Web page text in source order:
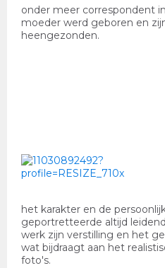
onder meer correspondent
moeder werd geboren en
heengezonden.
het karakter en de
geportretteerde altijd
werk zijn verstilling en het
wat bijdraagt aan het
foto's.